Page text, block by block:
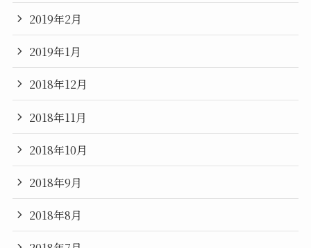
2019年2月
2019年1月
2018年12月
2018年11月
2018年10月
2018年9月
2018年8月